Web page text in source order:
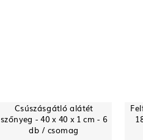
Csúszásgátló alátét
szőnyeg - 40 x 40 x 1 cm - 6
db / csomag